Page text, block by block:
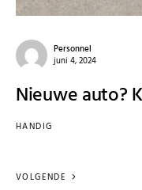
Personnel
juni 4, 2024
Nieuwe auto?
HANDIG
VOLGENDE